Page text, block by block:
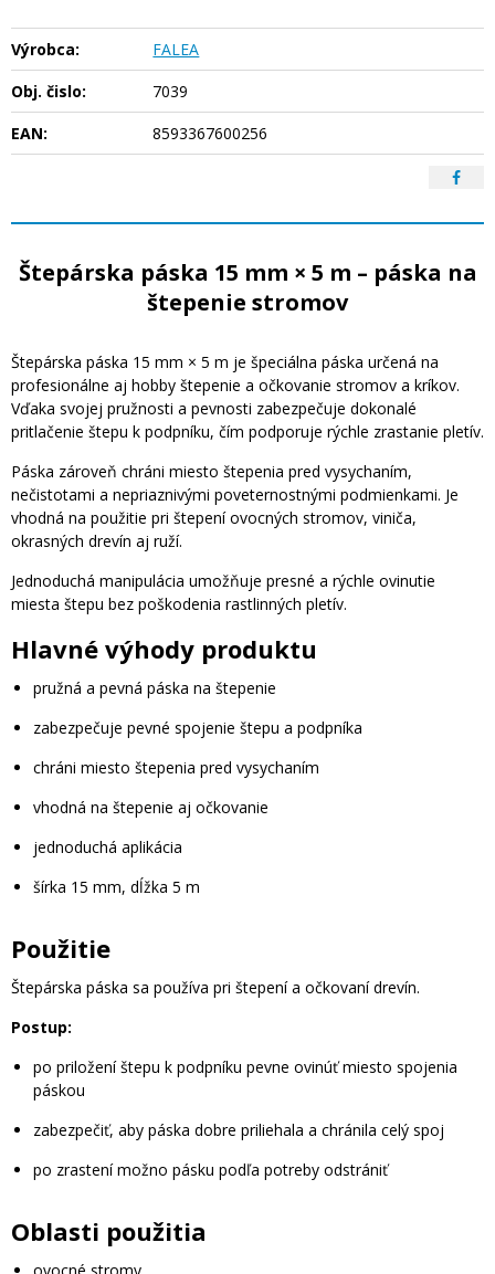
Výrobca:
FALEA
Obj. čislo:
7039
EAN:
8593367600256
Štepárska páska 15 mm × 5 m – páska na
štepenie stromov
Štepárska páska 15 mm × 5 m je špeciálna páska určená na
profesionálne aj hobby štepenie a očkovanie stromov a kríkov.
Vďaka svojej pružnosti a pevnosti zabezpečuje dokonalé
pritlačenie štepu k podpníku, čím podporuje rýchle zrastanie pletív.
Páska zároveň chráni miesto štepenia pred vysychaním,
nečistotami a nepriaznivými poveternostnými podmienkami. Je
vhodná na použitie pri štepení ovocných stromov, viniča,
okrasných drevín aj ruží.
Jednoduchá manipulácia umožňuje presné a rýchle ovinutie
miesta štepu bez poškodenia rastlinných pletív.
Hlavné výhody produktu
pružná a pevná páska na štepenie
zabezpečuje pevné spojenie štepu a podpníka
chráni miesto štepenia pred vysychaním
vhodná na štepenie aj očkovanie
jednoduchá aplikácia
šírka 15 mm, dĺžka 5 m
Použitie
Štepárska páska sa používa pri štepení a očkovaní drevín.
Postup:
po priložení štepu k podpníku pevne ovinúť miesto spojenia
páskou
zabezpečiť, aby páska dobre priliehala a chránila celý spoj
po zrastení možno pásku podľa potreby odstrániť
Oblasti použitia